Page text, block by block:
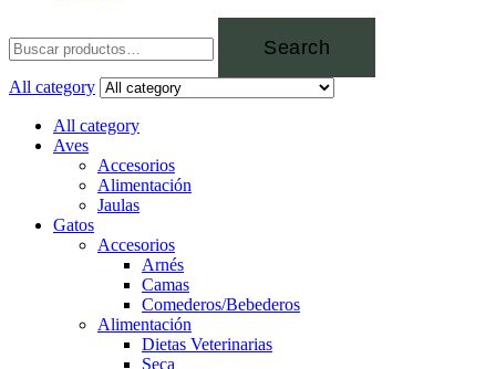
Search
All category
All category
Aves
Accesorios
Alimentación
Jaulas
Gatos
Accesorios
Arnés
Camas
Comederos/Bebederos
Alimentación
Dietas Veterinarias
Seca